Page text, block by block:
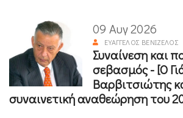
09 Αυγ 2026
ΕΥΆΓΓΕΛΟΣ ΒΕΝΙΖΈΛΟΣ
Συναίνεση και
σεβασμός - [Ο
Βαρβιτσιώτης
συναινετική αναθεώρηση του